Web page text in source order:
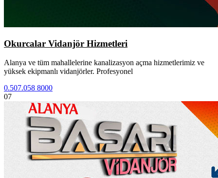
Okurcalar Vidanjör Hizmetleri
Alanya ve tüm mahallelerine kanalizasyon açma hizmetlerimiz ve
yüksek ekipmanlı vidanjörler. Profesyonel
0.507.058 8000
07